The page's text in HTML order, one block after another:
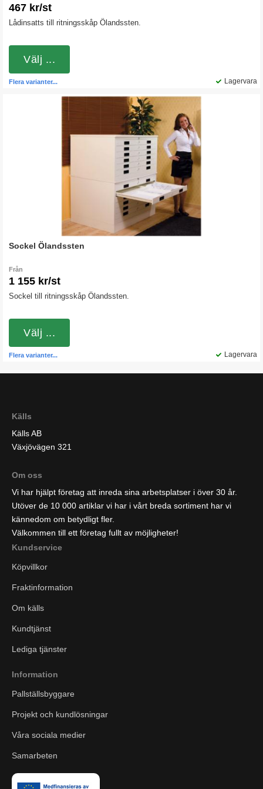
467 kr/st
Lådinsatts till ritningsskåp Ölandssten.
Lagervara
Flera varianter...
Välj ...
Sockel Ölandssten
Från
1 155 kr/st
Sockel till ritningsskåp Ölandssten.
Lagervara
Flera varianter...
Välj ...
Källs
Källs AB
Växjövägen 321
Om oss
Vi har hjälpt företag att inreda sina arbetsplatser i över 30 år.
Utöver de 10 000 artiklar vi har i vårt breda sortiment har vi
kännedom om betydligt fler.
Välkommen till ett företag fullt av möjligheter!
Kundservice
Köpvillkor
Fraktinformation
Om källs
Kundtjänst
Lediga tjänster
Information
Pallställsbyggare
Projekt och kundlösningar
Våra sociala medier
Samarbeten